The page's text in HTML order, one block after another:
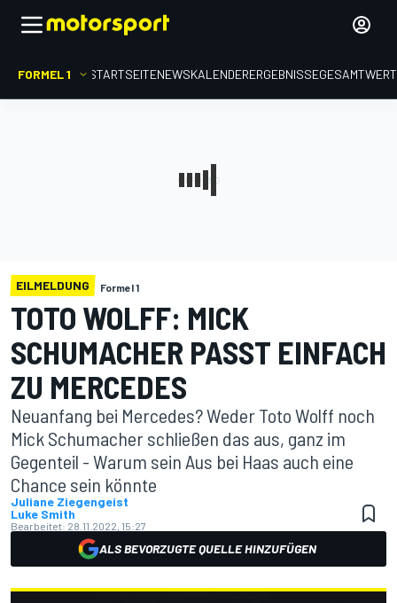
FORMEL 1 STARTSEITENEWSKALENDERERGEBNISSE
EILMELDUNG Formel 1
TOTO WOLFF: MICK
SCHUMACHER PASST EINFACH
ZU MERCEDES
Neuanfang bei Mercedes? Weder Toto Wolff noch
Mick Schumacher schließen das aus, ganz im
Gegenteil - Warum sein Aus bei Haas auch eine
Chance sein könnte
Juliane Ziegengeist
Luke Smith
Bearbeitet: 28.11.2022, 15:27
ALS BEVORZUGTE QUELLE HINZUFÜGEN